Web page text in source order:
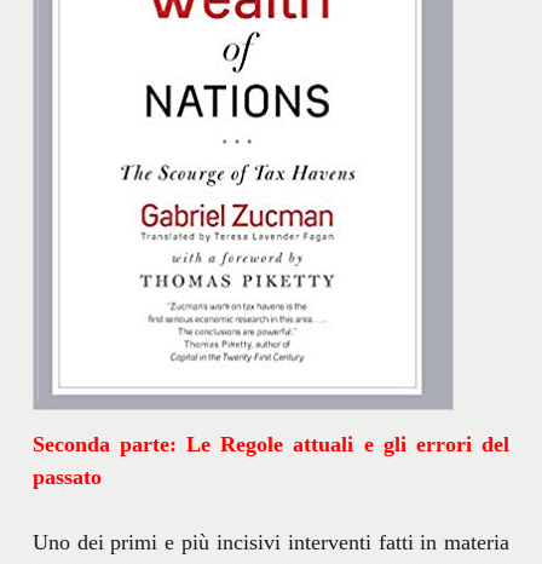
Seconda parte: Le Regole attuali e gli errori del
passato
Uno dei primi e più incisivi interventi fatti in materia